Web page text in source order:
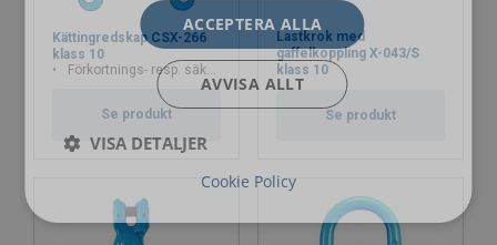
Kättingredskap CSX-266
klass 10
Förkortnings- resp. säkerhetskrok
Se produkt
Lastkrok med
gaffelkoppling X-043/S
klass 10
Se produkt
ACCEPTERA ALLA
AVVISA ALLT
VISA DETALJER
Cookie Policy